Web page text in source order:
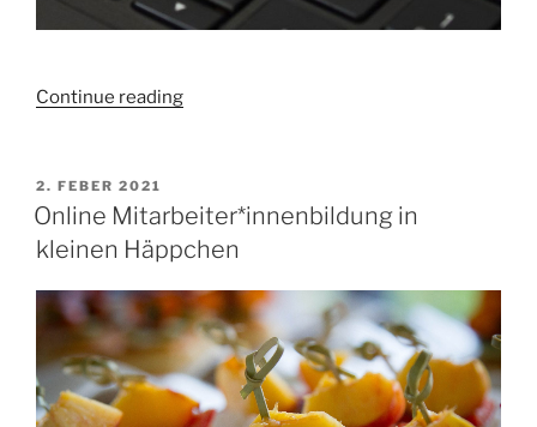
Continue reading„Webinar
Webinar:
Live-
Formate
im
Überblick“
POSTED
ON
2. FEBER 2021
Online Mitarbeiter*innenbildung in
kleinen Häppchen